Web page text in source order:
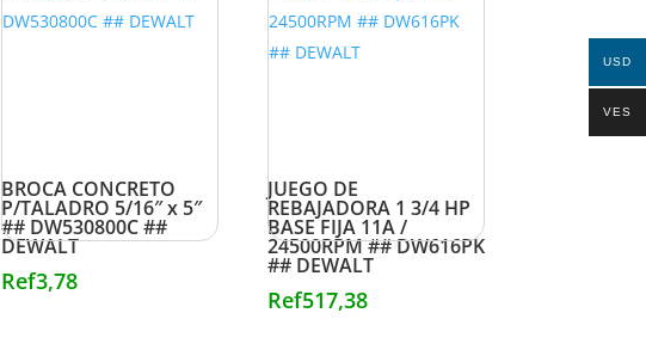
BROCA CONCRETO
P/TALADRO 5/16″ x 5″
## DW530800C ##
DEWALT
Ref3,78
JUEGO DE
REBAJADORA 1 3/4 HP
BASE FIJA 11A /
24500RPM ## DW616PK
## DEWALT
Ref517,38
USD
VES